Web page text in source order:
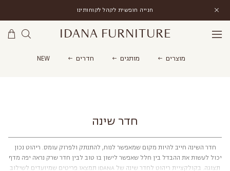
חנייה חופשית לקהל לקוחותינו
IDANA FURNITURE
IDANA FURNITURE
› חדר שינה מוצרים מותגים חדרים NEW
חדר שינה
חדר השינה חייב להיות מקום שמאפשר לנוח, להתנתק ולפרוק עומס. ריהוט נכון
יכול לעשות את ההבדל בין חלל שאפשר לישון בו טוב לבין חדר שרק נראה יפה מדף
תצוגה. בקולקציית ריהוט לחדר שינה של IDANA תמצאו פריטים שמיועדים לשילוב